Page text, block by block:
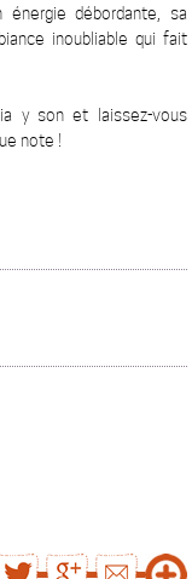
débordante, sa
inoubliable qui fait
y son et laissez-vous
note !